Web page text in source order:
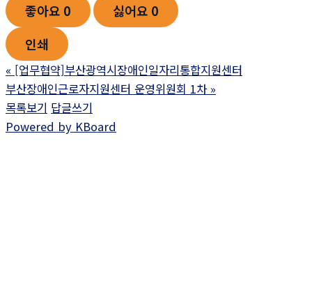
좋아요 0 싫어요 0
인쇄
« [업무협약]부산광역시장애인일자리통합지원센터
부산장애인근로자지원센터 운영위원회 1차 »
목록보기 답글쓰기
Powered by KBoard